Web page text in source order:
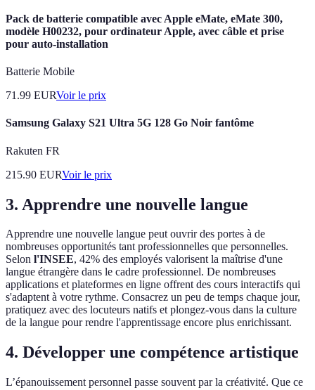
Pack de batterie compatible avec Apple eMate, eMate 300,
modèle H00232, pour ordinateur Apple, avec câble et prise
pour auto-installation
Batterie Mobile
71.99 EURVoir le prix
Samsung Galaxy S21 Ultra 5G 128 Go Noir fantôme
Rakuten FR
215.90 EURVoir le prix
3. Apprendre une nouvelle langue
Apprendre une nouvelle langue peut ouvrir des portes à de
nombreuses opportunités tant professionnelles que personnelles.
Selon l'INSEE, 42% des employés valorisent la maîtrise d'une
langue étrangère dans le cadre professionnel. De nombreuses
applications et plateformes en ligne offrent des cours interactifs qui
s'adaptent à votre rythme. Consacrez un peu de temps chaque jour,
pratiquez avec des locuteurs natifs et plongez-vous dans la culture
de la langue pour rendre l'apprentissage encore plus enrichissant.
4. Développer une compétence artistique
L’épanouissement personnel passe souvent par la créativité. Que ce